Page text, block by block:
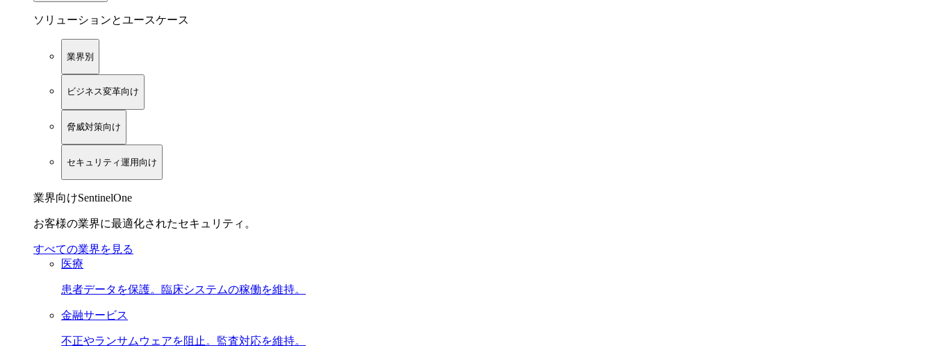
ソリューションとユースケース
業界別
ビジネス変革向け
脅威対策向け
セキュリティ運用向け
業界向けSentinelOne
お客様の業界に最適化されたセキュリティ。
すべての業界を見る
医療
患者データを保護。臨床システムの稼働を維持。
金融サービス
不正やランサムウェアを阻止。監査対応を維持。